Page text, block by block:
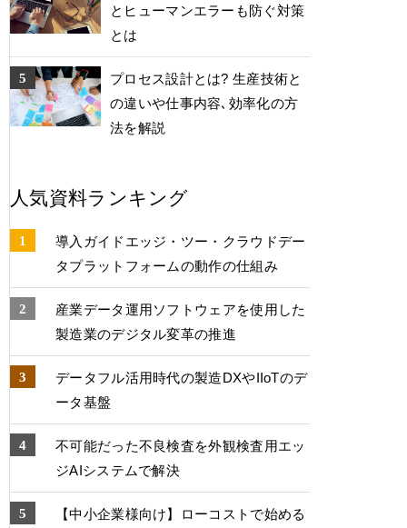
とヒューマンエラーも防ぐ対策
とは
プロセス設計とは? 生産技術と
の違いや仕事内容､効率化の方
法を解説
人気資料ランキング
導入ガイドエッジ・ツー・クラウドデー
タプラットフォームの動作の仕組み
産業データ運⽤ソフトウェアを使⽤した
製造業のデジタル変⾰の推進
データフル活用時代の製造DXやIIoTのデ
ータ基盤
不可能だった不良検査を外観検査用エッ
ジAIシステムで解決
【中小企業様向け】ローコストで始める